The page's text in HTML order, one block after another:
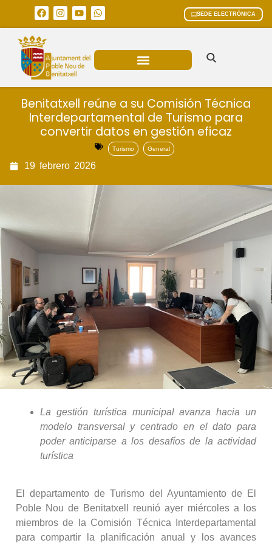
SEDE ELECTRÓNICA
Benitatxell reúne a su Comisión Técnica
Interdepartamental de Turismo para
convertir datos en gestión eficaz
Turismo General
19 febrero 2026
La gestión turística municipal avanza hacia un
modelo transversal y centrado en el dato para
poder anticiparse a los desafíos de la actividad
turística
El departamento de Turismo del Ayuntamiento de El
Poble Nou de Benitatxell reunió ayer miércoles a los
miembros de la Comisión Técnica Interdepartamental
para compartir la planificación anual y los avances